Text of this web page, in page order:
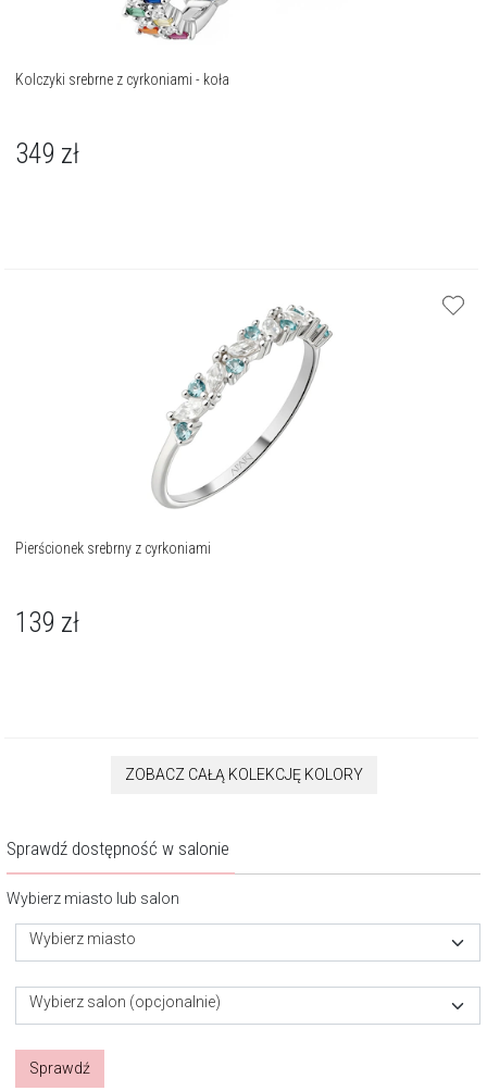
Kolczyki srebrne z cyrkoniami - koła
349 zł
Pierścionek srebrny z cyrkoniami
139 zł
ZOBACZ CAŁĄ KOLEKCJĘ KOLORY
Sprawdź dostępność w salonie
Wybierz miasto lub salon
Wybierz miasto
Wybierz salon (opcjonalnie)
Sprawdź